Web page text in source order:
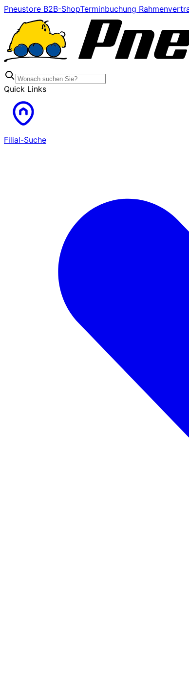
Pneustore B2B-ShopTerminbuchung
Quick Links
Filial-Suche